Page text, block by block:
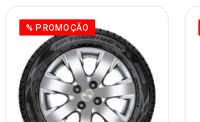
% PROMOÇÃO